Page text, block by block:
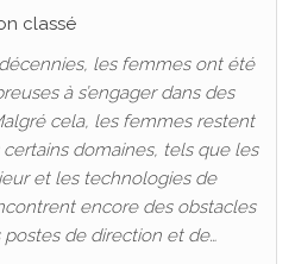
classé
les femmes ont été
à s’engager dans des
cela, les femmes restent
domaines, tels que les
et les technologies de
encore des obstacles
de direction et de…